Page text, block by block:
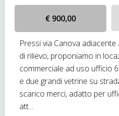
€ 900,00
Pressi via Canova
di rilievo, proponiamo in
commerciale ad uso ufficio
e due grandi vetrine su
scarico merci, adatto per
att...